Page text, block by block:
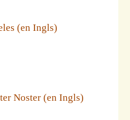
(en Ingls)
Noster (en Ingls)